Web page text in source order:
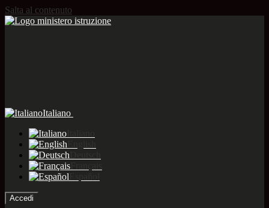
Salta al contenuto
Italiano
Accedi